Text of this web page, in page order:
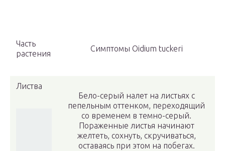
Часть
растения
Симптомы Oidium tuckeri
Листва
Бело-серый налет на листьях с
пепельным оттенком, переходящий
со временем в темно-серый.
Пораженные листья начинают
желтеть, сохнуть, скручиваться,
оставаясь при этом на побегах.